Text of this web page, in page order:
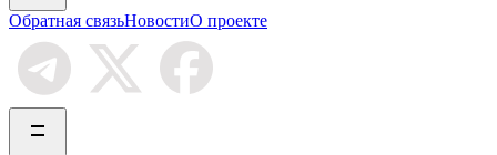
Обратная связьНовостиО проекте